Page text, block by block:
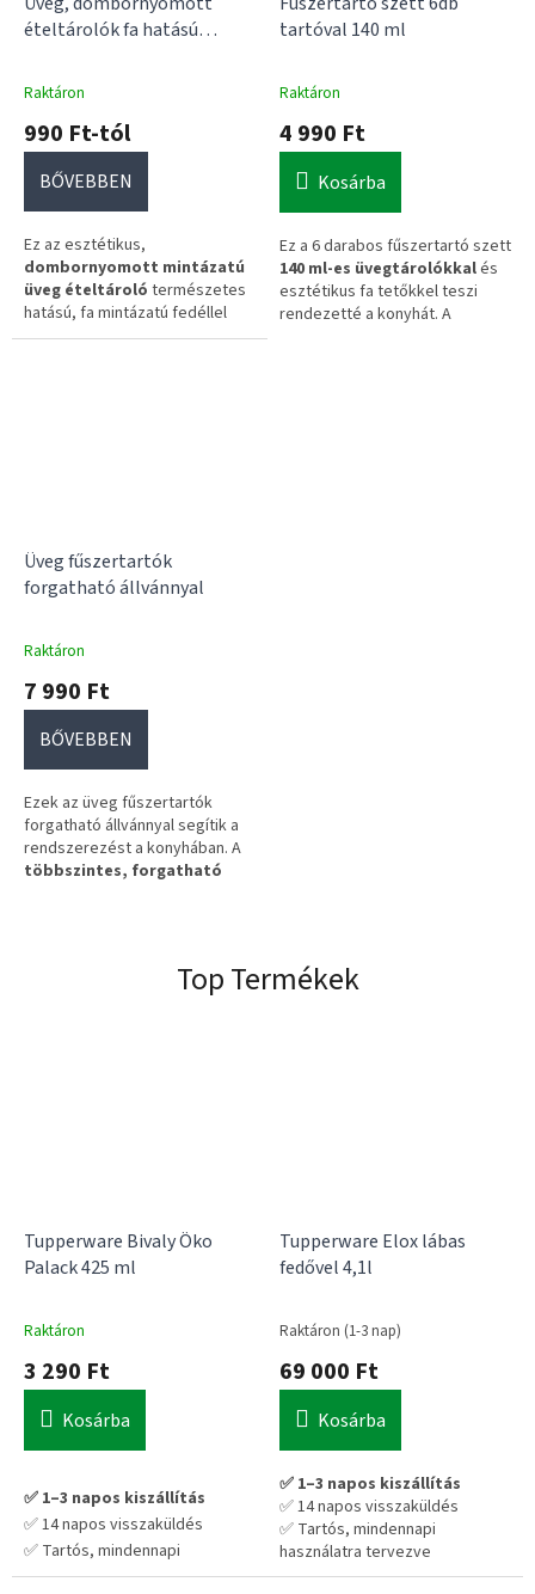
ételtárolók fa hatású
Raktáron
990 Ft-tól
BŐVEBBEN
Ez az esztétikus,
dombornyomott mintázatú
üveg ételtároló természetes
hatású, fa mintázatú fedéllel
rendelkezik. Ideális választás
tartóval 140 ml
Raktáron
4 990 Ft
Kosárba
Ez a 6 darabos fűszertartó szett
140 ml-es üvegtárolókkalés
esztétikus fa tetőkkel teszi
rendezetté a konyhát. A
Üveg fűszertartók
forgatható állvánnyal
Raktáron
7 990 Ft
BŐVEBBEN
Ezek az üveg fűszertartók
forgatható állvánnyal segítik a
rendszerezést a konyhában. A
többszintes, forgatható
Top Termékek
Tupperware Bivaly Öko
Palack 425 ml
Raktáron
3 290 Ft
Kosárba
✅ 1–3 napos kiszállítás
✅ 14 napos visszaküldés
✅ Tartós, mindennapi
használatra tervezve
Tupperware Elox lábas
fedővel 4,1l
Raktáron (1-3 nap)
69 000 Ft
Kosárba
✅ 1–3 napos kiszállítás
✅ 14 napos visszaküldés
✅ Tartós, mindennapi
használatra tervezve
💡 Praktikus választás hosszú